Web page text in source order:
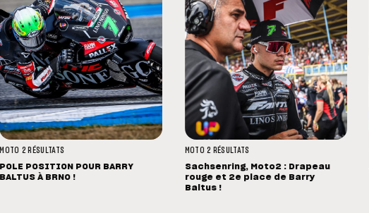
MOTO 2 RÉSULTATS
POLE POSITION POUR BARRY
BALTUS À BRNO !
MOTO 2 RÉSULTATS
Sachsenring, Moto2 : Drapeau
rouge et 2e place de Barry
Baltus !